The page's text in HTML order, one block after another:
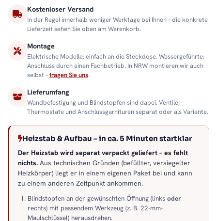
Kostenloser Versand
In der Regel innerhalb weniger Werktage bei Ihnen – die konkrete
Lieferzeit sehen Sie oben am Warenkorb.
Montage
Elektrische Modelle: einfach an die Steckdose. Wassergeführte:
Anschluss durch einen Fachbetrieb. In NRW montieren wir auch
selbst –fragen Sie uns.
Lieferumfang
Wandbefestigung und Blindstopfen sind dabei. Ventile,
Thermostate und Anschlussgarnituren separat oder als Variante.
Heizstab & Aufbau – in ca. 5 Minuten startklar
Der Heizstab wird separat verpackt geliefert – es fehlt
nichts. Aus technischen Gründen (befüllter, versiegelter
Heizkörper) liegt er in einem eigenen Paket bei und kann
zu einem anderen Zeitpunkt ankommen.
Blindstopfen an der gewünschten Öffnung (links oder
rechts) mit passendem Werkzeug (z. B. 22-mm-
Maulschlüssel) herausdrehen.